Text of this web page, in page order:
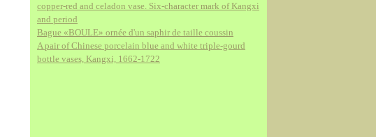
copper-red and celadon vase. Six-character mark of Kangxi
and period
Bague «BOULE» ornée d'un saphir de taille coussin
A pair of Chinese porcelain blue and white triple-gourd
bottle vases, Kangxi, 1662-1722